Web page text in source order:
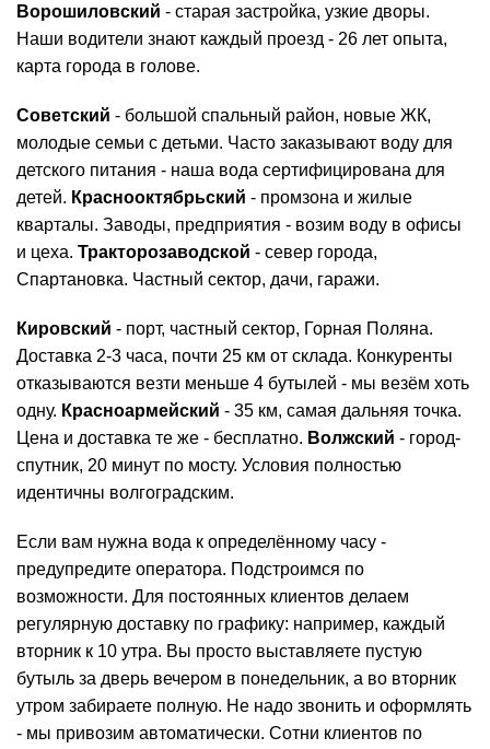
Ворошиловский - старая застройка, узкие дворы.
Наши водители знают каждый проезд - 26 лет опыта,
карта города в голове.
Советский - большой спальный район, новые ЖК,
молодые семьи с детьми. Часто заказывают воду для
детского питания - наша вода сертифицирована для
детей. Краснооктябрьский - промзона и жилые
кварталы. Заводы, предприятия - возим воду в офисы
и цеха. Тракторозаводской - север города,
Спартановка. Частный сектор, дачи, гаражи.
Кировский - порт, частный сектор, Горная Поляна.
Доставка 2-3 часа, почти 25 км от склада. Конкуренты
отказываются везти меньше 4 бутылей - мы везём хоть
одну. Красноармейский - 35 км, самая дальняя точка.
Цена и доставка те же - бесплатно. Волжский - город-
спутник, 20 минут по мосту. Условия полностью
идентичны волгоградским.
Если вам нужна вода к определённому часу -
предупредите оператора. Подстроимся по
возможности. Для постоянных клиентов делаем
регулярную доставку по графику: например, каждый
вторник к 10 утра. Вы просто выставляете пустую
бутыль за дверь вечером в понедельник, а во вторник
утром забираете полную. Не надо звонить и оформлять
- мы привозим автоматически. Сотни клиентов по